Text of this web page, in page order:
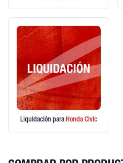
Liquidación paraHondaCivic